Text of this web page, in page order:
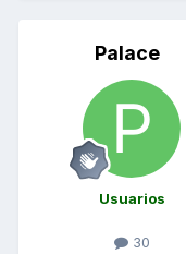
Palace
Usuarios
30